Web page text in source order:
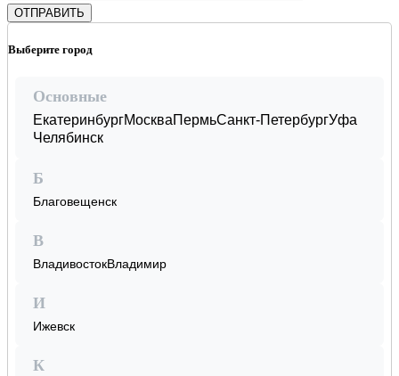
Выберите город
Основные
ЕкатеринбургМоскваПермьСанкт-ПетербургУфа
Челябинск
Б
Благовещенск
В
ВладивостокВладимир
И
Ижевск
К